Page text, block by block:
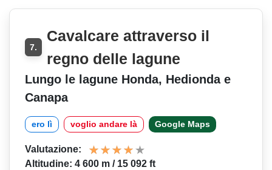
7.
Cavalcare attraverso il
regno delle lagune
Lungo le lagune Honda, Hedionda e
Canapa
ero lì voglio andare là Google Maps
Valutazione:
Altitudine: 4 600 m / 15 092 ft